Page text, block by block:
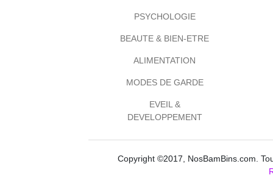
PSYCHOLOGIE
BEAUTE & BIEN-ETRE
ALIMENTATION
MODES DE GARDE
EVEIL &
DEVELOPPEMENT
Copyright ©2017, NosBamBins.com.